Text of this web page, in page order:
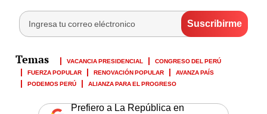
VACANCIA PRESIDENCIAL
CONGRESO DEL PERÚ
FUERZA POPULAR
RENOVACIÓN POPULAR
AVANZA PAÍS
PODEMOS PERÚ
ALIANZA PARA EL PROGRESO
Prefiero a La República en